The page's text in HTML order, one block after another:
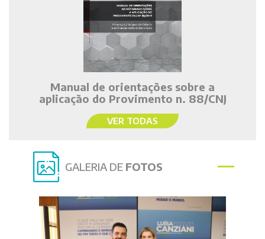
Manual de orientações sobre a
aplicação do Provimento n. 88/CNJ
VER TODAS
GALERIA DE FOTOS